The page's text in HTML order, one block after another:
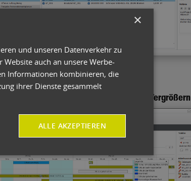
Auswertung eines Serviceauftrags als Dashboard
Vergrößern
×
und unseren Datenverkehr zu
auch an unsere Werbe-
Informationen kombinieren, die
ihrer Dienste gesammelt
ALLE AKZEPTIEREN